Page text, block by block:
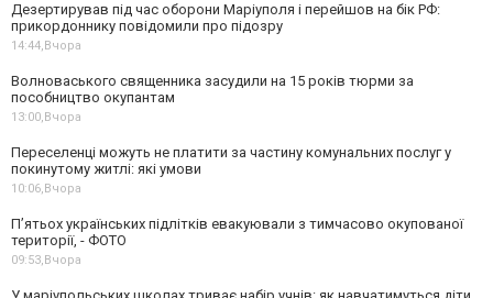
Дезертирував під час оборони Маріуполя і перейшов на бік РФ:
прикордоннику повідомили про підозру
14:44,Вчора
Волноваського священника засудили на 15 років тюрми за
пособництво окупантам
13:00,Вчора
Переселенці можуть не платити за частину комунальних послуг у
покинутому житлі: які умови
10:06,Вчора
П’ятьох українських підлітків евакуювали з тимчасово окупованої
території, - ФОТО
09:53,Вчора